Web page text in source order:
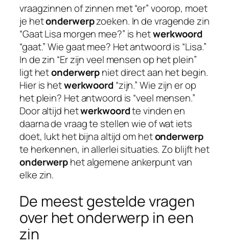
vraagzinnen of zinnen met “er” voorop, moet
je hetonderwerpzoeken. In de vragende zin
“Gaat Lisa morgen mee?” is hetwerkwoord
“gaat.” Wie gaat mee? Het antwoord is “Lisa.”
In de zin “Er zijn veel mensen op het plein”
ligt hetonderwerpniet direct aan het begin.
Hier is hetwerkwoord“zijn.” Wie zijn er op
het plein? Het antwoord is “veel mensen.”
Door altijd hetwerkwoordte vinden en
daarna de vraag te stellen wie of wat iets
doet, lukt het bijna altijd om hetonderwerp
te herkennen, in allerlei situaties. Zo blijft het
onderwerphet algemene ankerpunt van
elke zin.
De meest gestelde vragen
over het onderwerp in een
zin